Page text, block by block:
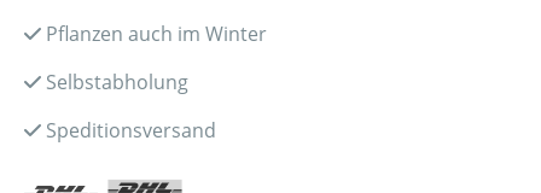
Pflanzen auch im Winter
Selbstabholung
Speditionsversand